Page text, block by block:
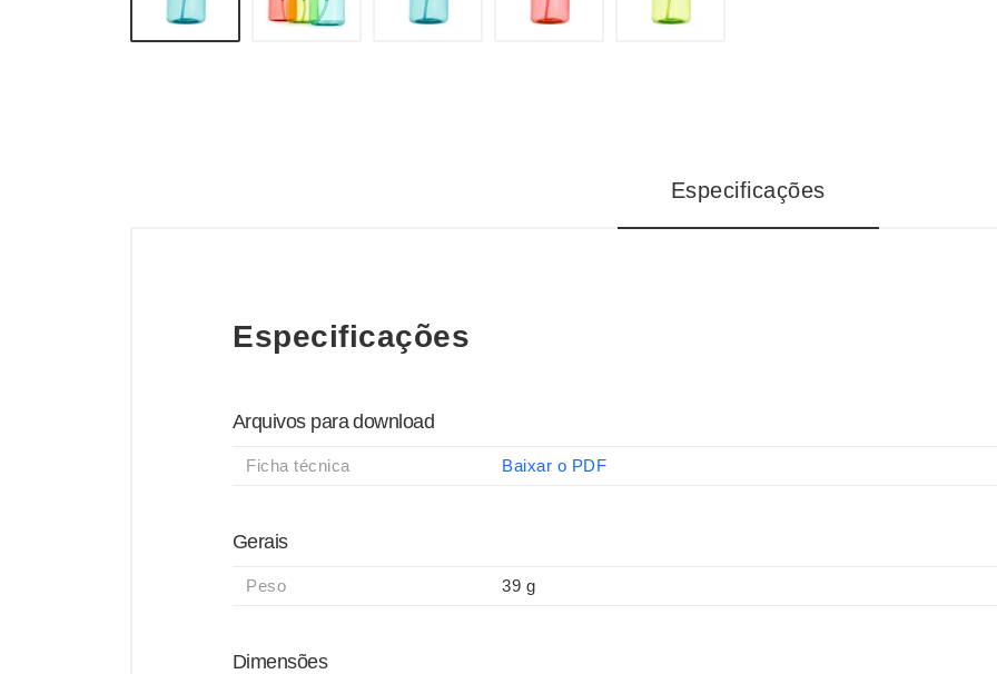
Especificações
Especificações
Arquivos para download
Ficha técnica Baixar o PDF
Gerais
Peso 39 g
Dimensões